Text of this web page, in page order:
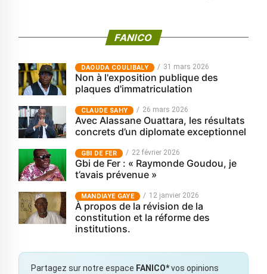
FANICO
‎DAOUDA COULIBALY 31 mars 2026
Non à l'exposition publique des
plaques d'immatriculation
CLAUDE SAHY 26 mars 2026
Avec Alassane Ouattara, les résultats
concrets d’un diplomate exceptionnel
GBI DE FER 22 février 2026
Gbi de Fer : « Raymonde Goudou, je
t’avais prévenue »
MANDIAYE GAYE 12 janvier 2026
À propos de la révision de la
constitution et la réforme des
institutions.
Partagez sur notre espace FANICO*vos opinions